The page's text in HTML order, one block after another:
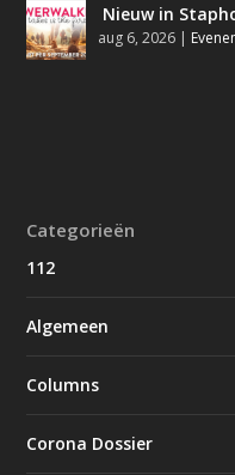
Nieuw in
aug 6, 2026 |
Categorieën
112
Algemeen
Columns
Corona Dossier